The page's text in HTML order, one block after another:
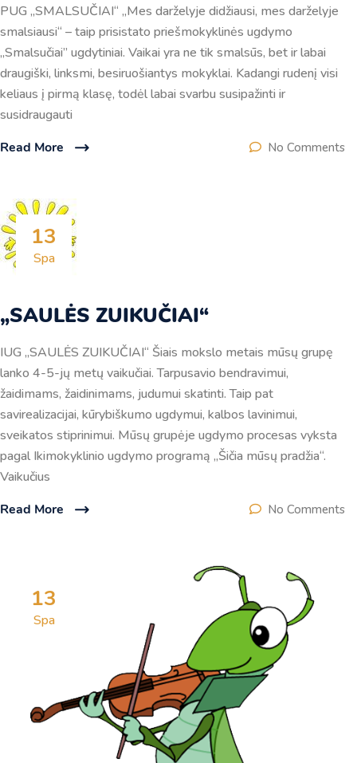
PUG „SMALSUČIAI“ „Mes darželyje didžiausi, mes darželyje
smalsiausi“ – taip prisistato priešmokyklinės ugdymo
„Smalsučiai” ugdytiniai. Vaikai yra ne tik smalsūs, bet ir labai
draugiški, linksmi, besiruošiantys mokyklai. Kadangi rudenį visi
keliaus į pirmą klasę, todėl labai svarbu susipažinti ir
susidraugauti
Read More
No Comments
13
Spa
„SAULĖS ZUIKUČIAI“
IUG „SAULĖS ZUIKUČIAI“ Šiais mokslo metais mūsų grupę
lanko 4-5-jų metų vaikučiai. Tarpusavio bendravimui,
žaidimams, žaidinimams, judumui skatinti. Taip pat
savirealizacijai, kūrybiškumo ugdymui, kalbos lavinimui,
sveikatos stiprinimui. Mūsų grupėje ugdymo procesas vyksta
pagal Ikimokyklinio ugdymo programą ,,Šičia mūsų pradžia“.
Vaikučius
Read More
No Comments
13
Spa